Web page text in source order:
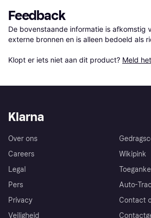
Feedback
De bovenstaande informatie is afkomstig
externe bronnen en is alleen bedoeld als
Klopt er iets niet aan dit product? Meld
Klarna
Over ons
Careers
Legal
Pers
Privacy
Veiligheid
Wikipink
Auto-
Contact